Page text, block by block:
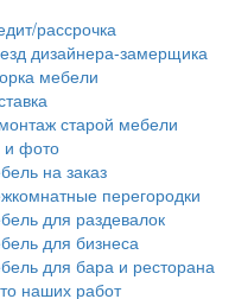
рассрочка
дизайнера-замерщика
мебели
старой мебели
и фото
на заказ
перегородки
для раздевалок
для бизнеса
для бара и ресторана
наших работ